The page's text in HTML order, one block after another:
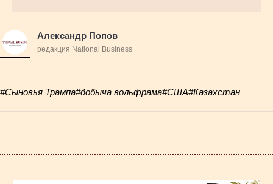
Александр Попов
редакция National Business
#Сыновья Трампа#добыча вольфрама#США#Казахстан